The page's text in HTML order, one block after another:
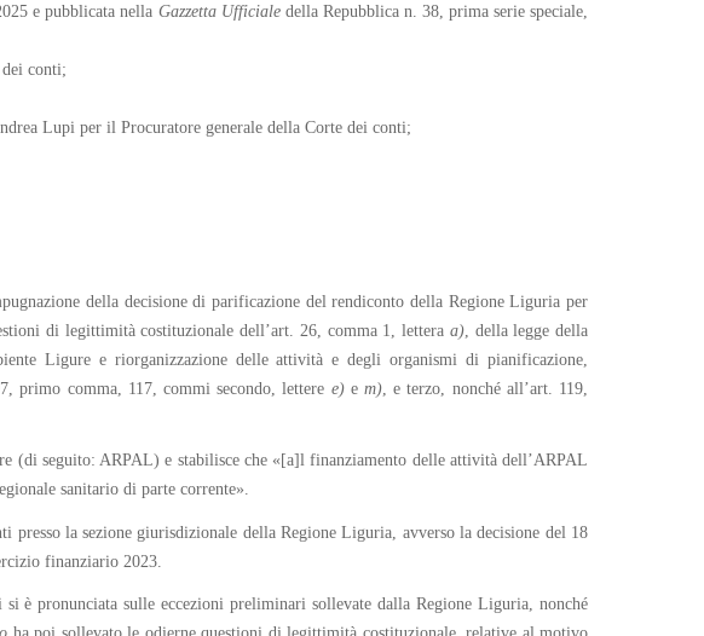
e pubblicata nella Gazzetta Ufficialedella Repubblica n. 38, prima serie speciale,
conti;
Lupi per il Procuratore generale della Corte dei conti;
della decisione di parificazione del rendiconto della Regione Liguria per
di legittimità costituzionale dell’art. 26, comma 1, lettera a), della legge della
Ligure e riorganizzazione delle attività e degli organismi di pianificazione,
primo comma, 117, commi secondo, lettere e)em), e terzo, nonché all’art. 119,
(di seguito: ARPAL) e stabilisce che «[a]l finanziamento delle attività dell’ARPAL
sanitario di parte corrente».
la sezione giurisdizionale della Regione Liguria, avverso la decisione del 18
finanziario 2023.
è pronunciata sulle eccezioni preliminari sollevate dalla Regione Liguria, nonché